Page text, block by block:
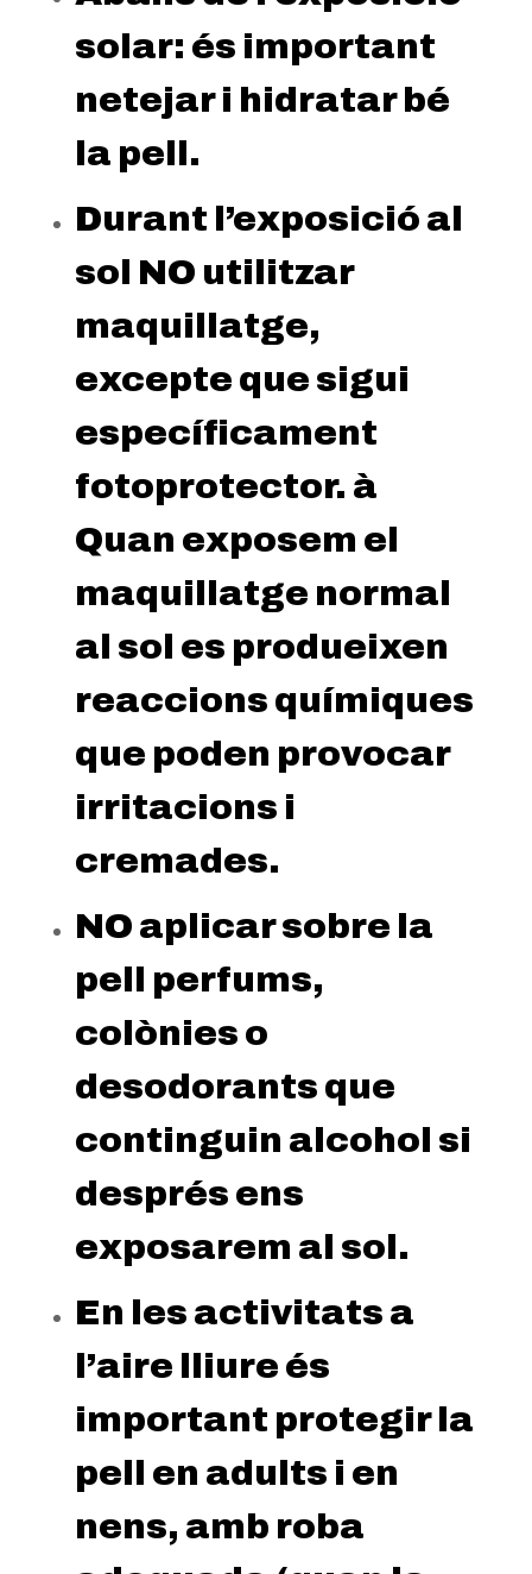
solar: és important
netejar i hidratar bé
la pell.
Durant l’exposició al
sol NO utilitzar
maquillatge,
excepte que sigui
específicament
fotoprotector. à
Quan exposem el
maquillatge normal
al sol es produeixen
reaccions químiques
que poden provocar
irritacions i
cremades.
NO aplicar sobre la
pell perfums,
colònies o
desodorants que
continguin alcohol si
després ens
exposarem al sol.
En les activitats a
l’aire lliure és
important protegir la
pell en adults i en
nens, amb roba